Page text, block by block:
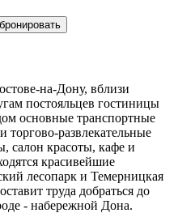
на-Дону, вблизи
постояльцев гостиницы
основные транспортные
торгово-развлекательные
салон красоты, кафе и
красивейшие
лесопарк и Темерницкая
труда добраться до
- набережной Дона.